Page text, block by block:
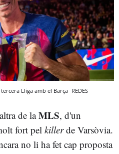
Lliga amb el Barça REDES
de laMLS, d'un
fort pel killerde Varsòvia.
no li ha fet cap proposta